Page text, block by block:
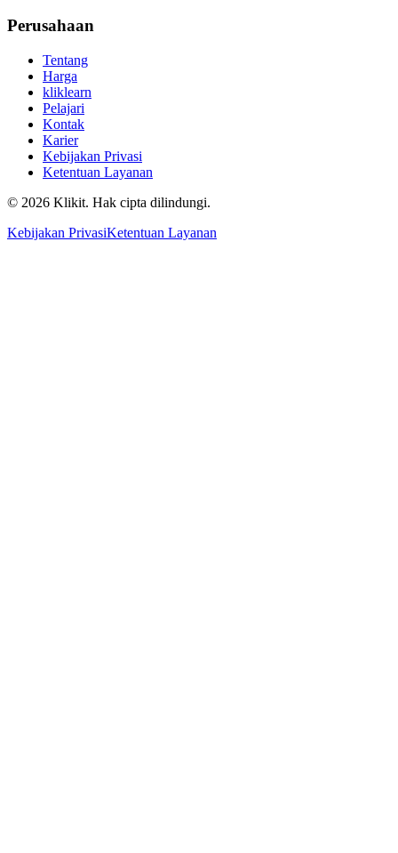
Perusahaan
Tentang
Harga
kliklearn
Pelajari
Kontak
Karier
Kebijakan Privasi
Ketentuan Layanan
© 2026 Klikit. Hak cipta dilindungi.
Kebijakan PrivasiKetentuan Layanan